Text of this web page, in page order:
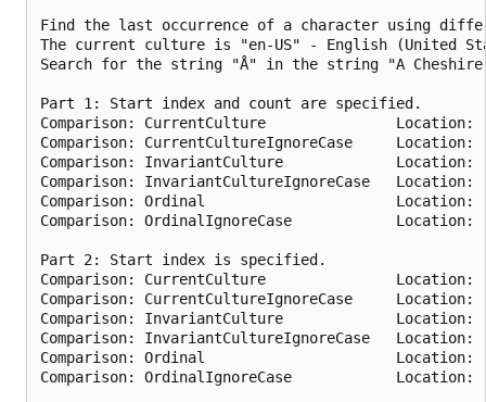
Find the last occurrence of a character using
The current culture is "en-US" - English (United
Search for the string "Å" in the string "A
Part 1: Start index and count are specified.
Comparison: CurrentCulture               Location:
Comparison: CurrentCultureIgnoreCase     Location:
Comparison: InvariantCulture             Location:
Comparison: InvariantCultureIgnoreCase   Location:
Comparison: Ordinal                      Location:
Comparison: OrdinalIgnoreCase            Location:
Part 2: Start index is specified.
Comparison: CurrentCulture               Location:
Comparison: CurrentCultureIgnoreCase     Location:
Comparison: InvariantCulture             Location:
Comparison: InvariantCultureIgnoreCase   Location:
Comparison: Ordinal                      Location:
Comparison: OrdinalIgnoreCase            Location: